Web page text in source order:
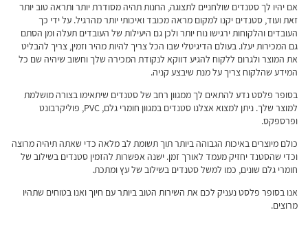
אם יהיו לך סטנדים שולחניים לתצוגה, החנות תהיה מסודרת יותר ותראה טוב יותר
זאת ועוד, סטנדים יקנו למקום מראה מכובד ואיכותי יותר מהרגיל. על ידי כך
העובדים והלקוחות ירגישו נוח יותר ולכן גם היעילות של העובדים תעלה ומן הסתם
גם המכירות יעלו. בעולם הדיגיטלי שבו הכל צריך להיות מהיר וזמין, צריך להבליט
את המוצר ולגרום ללקוח להגיע דווקא לנקודת המכירה שלך וחשוב שיהיה שם כל
המידע שהלקוח צריך על מנת שיבצע קניה.
בסופר פלסט נדע להתאים לך ממגוון רחב של סטנדים שיתאימו בצורה מושלמת
למוצר שלך. ניתן למצוא אצלנו סטנדים במגוון חומרי גלם, PVC, פוליקרבונט
ופרספקס.
כולם מיוצרים באיכות הגבוהה ביותר תוך תשומת לב מלאה כדי שאתה תיהיה מרוצה
וכדי שהסטנד יחזיק מעמד לאורך זמן. ישנה אפשרות להזמין סטנדים בשילוב של
חומרי גלם שונים, כמו למשל סטנדים בשילוב של עץ ומתכת.
אנו בסופר פלסט נעניק לכם את השירות הטוב ביותר עם חיוך ואנו בטוחים שתהיו
מרוצים.